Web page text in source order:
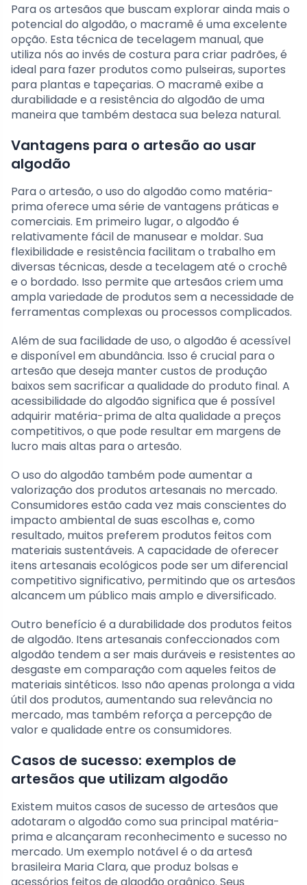
Para os artesãos que buscam explorar ainda mais o
potencial do algodão, o macramê é uma excelente
opção. Esta técnica de tecelagem manual, que
utiliza nós ao invés de costura para criar padrões, é
ideal para fazer produtos como pulseiras, suportes
para plantas e tapeçarias. O macramê exibe a
durabilidade e a resistência do algodão de uma
maneira que também destaca sua beleza natural.
Vantagens para o artesão ao usar
algodão
Para o artesão, o uso do algodão como matéria-
prima oferece uma série de vantagens práticas e
comerciais. Em primeiro lugar, o algodão é
relativamente fácil de manusear e moldar. Sua
flexibilidade e resistência facilitam o trabalho em
diversas técnicas, desde a tecelagem até o crochê
e o bordado. Isso permite que artesãos criem uma
ampla variedade de produtos sem a necessidade de
ferramentas complexas ou processos complicados.
Além de sua facilidade de uso, o algodão é acessível
e disponível em abundância. Isso é crucial para o
artesão que deseja manter custos de produção
baixos sem sacrificar a qualidade do produto final. A
acessibilidade do algodão significa que é possível
adquirir matéria-prima de alta qualidade a preços
competitivos, o que pode resultar em margens de
lucro mais altas para o artesão.
O uso do algodão também pode aumentar a
valorização dos produtos artesanais no mercado.
Consumidores estão cada vez mais conscientes do
impacto ambiental de suas escolhas e, como
resultado, muitos preferem produtos feitos com
materiais sustentáveis. A capacidade de oferecer
itens artesanais ecológicos pode ser um diferencial
competitivo significativo, permitindo que os artesãos
alcancem um público mais amplo e diversificado.
Outro benefício é a durabilidade dos produtos feitos
de algodão. Itens artesanais confeccionados com
algodão tendem a ser mais duráveis e resistentes ao
desgaste em comparação com aqueles feitos de
materiais sintéticos. Isso não apenas prolonga a vida
útil dos produtos, aumentando sua relevância no
mercado, mas também reforça a percepção de
valor e qualidade entre os consumidores.
Casos de sucesso: exemplos de
artesãos que utilizam algodão
Existem muitos casos de sucesso de artesãos que
adotaram o algodão como sua principal matéria-
prima e alcançaram reconhecimento e sucesso no
mercado. Um exemplo notável é o da artesã
brasileira Maria Clara, que produz bolsas e
acessórios feitos de algodão orgânico. Seus